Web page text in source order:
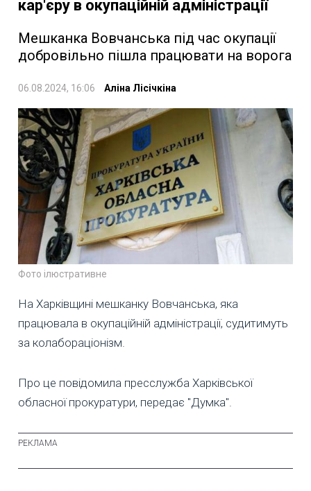
кар'єру в окупаційній адміністрації
Мешканка Вовчанська під час окупації
добровільно пішла працювати на ворога
06.08.2024, 16:06 Аліна Лісічкіна
Фото ілюстративне
На Харківщині мешканку Вовчанська, яка
працювала в окупаційній адміністрації, судитимуть
за колабораціонізм.
Про це повідомила пресслужба Харківської
обласної прокуратури, передає "Думка".